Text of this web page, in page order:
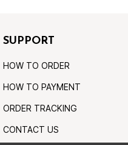
SUPPORT
HOW TO ORDER
HOW TO PAYMENT
ORDER TRACKING
CONTACT US